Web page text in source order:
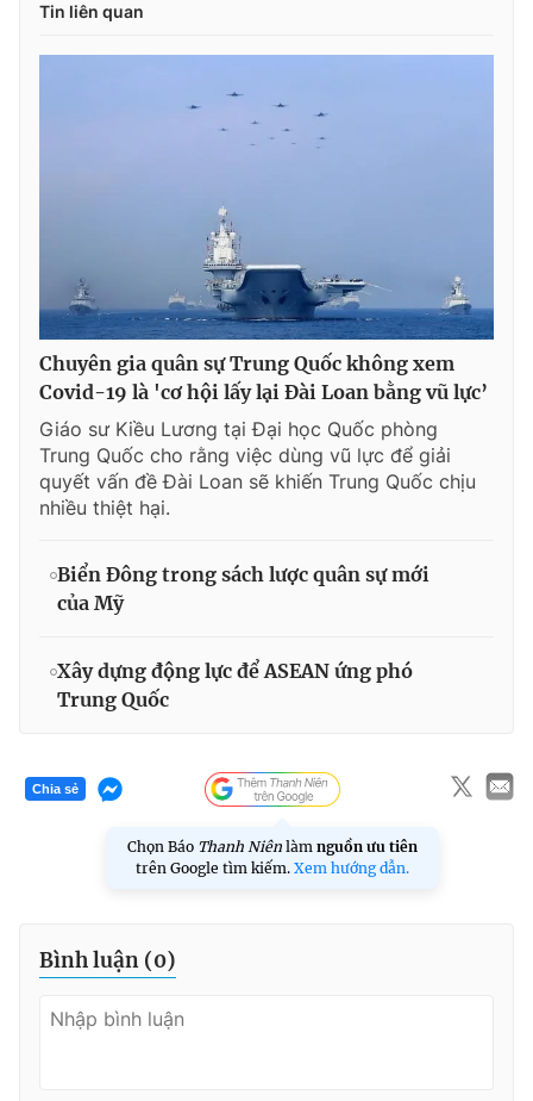
Tin liên quan
Chuyên gia quân sự Trung Quốc không xem
Covid-19 là 'cơ hội lấy lại Đài Loan bằng vũ lực’
Giáo sư Kiều Lương tại Đại học Quốc phòng
Trung Quốc cho rằng việc dùng vũ lực để giải
quyết vấn đề Đài Loan sẽ khiến Trung Quốc chịu
nhiều thiệt hại.
Biển Đông trong sách lược quân sự mới
của Mỹ
Xây dựng động lực để ASEAN ứng phó
Trung Quốc
Chia sẻ
Chọn Báo Thanh Niên làm nguồn ưu tiên
trên Google tìm kiếm. Xem hướng dẫn.
Bình luận (0)